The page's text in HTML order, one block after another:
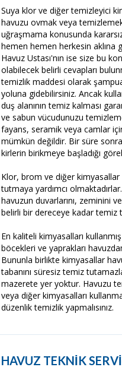
Suya klor ve diğer temizleyici
havuzu ovmak veya
uğraşmama konusunda
hemen hemen herkesin aklına
Havuz Ustası'nın ise size bu
olabilecek belirli cevapları
temizlik maddesi olarak
yoluna gidebilirsiniz. Ancak
duş alanının temiz kalması
ve sabun vücudunuzu
fayans, seramik veya camlar
mümkün değildir. Bir süre sonra
kirlerin birikmeye başladığı
Klor, brom ve diğer
tutmaya yardımcı
havuzun duvarlarını, zeminini
belirli bir dereceye kadar temiz
En kaliteli kimyasalları
böcekleri ve yaprakları
Bununla birlikte kimyasallar
tabanını süresiz temiz
mazerete yer yoktur. Havuzu
veya diğer kimyasalları
düzenlik temizlik yapmalısınız.
HAVUZ TEKNİK